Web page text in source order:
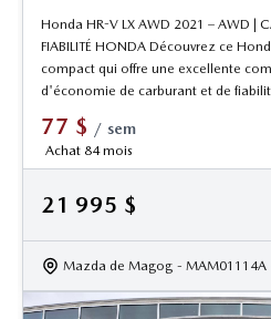
Honda HR-V LX AWD 2021 – AWD |
FIABILITÉ HONDA Découvrez ce
compact qui offre une excellente
d'économie de carburant et de
77 $ / sem
Achat 84 mois
21 995 $
Mazda de Magog - MAM01114A